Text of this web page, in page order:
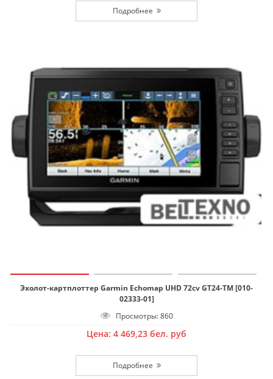
Эхолот-картплоттер Garmin Echomap UHD 72cv GT24-TM [010-
02333-01]
Просмотры: 860
Цена: 4 469,23 бел. руб